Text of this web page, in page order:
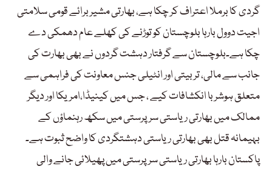
گردی کا برملا اعتراف کر چکا ہے، بھارتی مشیر برائے قومی سلامتی
اجیت دوول بارہا بلوچستان کو توڑنے کی کھلے عام دھمکی دے
چکا ہے۔بلوچستان سے گرفتار دہشت گردوں نے بھی بھارت کی
جانب سے مالی، تربیتی اور انٹیلی جنس معاونت کی فراہمی سے
متعلق ہوشربا انکشافات کیے ، جس میں کینیڈا،امریکا اور دیگر
ممالک میں بھارتی ریاستی سرپرستی میں سکھ رہنماؤں کے
بہیمانہ قتل بھی بھارتی ریاستی دہشتگردی کا واضح ثبوت ہے۔
پاکستان بارہا بھارتی ریاستی سرپرستی میں پھیلائی جانے والی